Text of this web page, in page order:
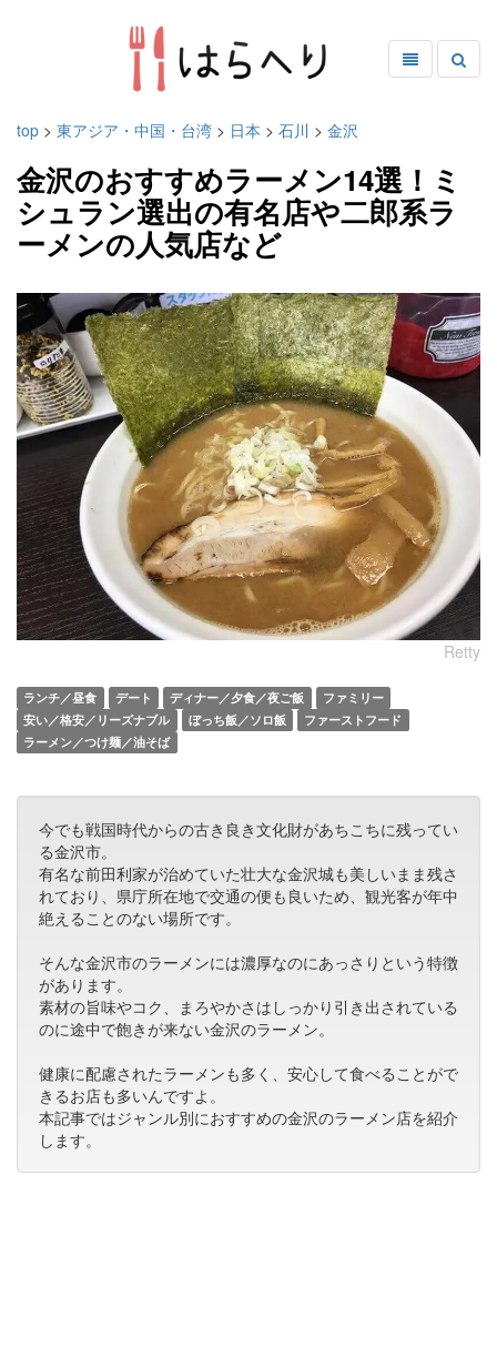
top > 東アジア・中国・台湾 > 日本 > 石川 > 金沢
金沢のおすすめラーメン14選！ミ
シュラン選出の有名店や二郎系ラ
ーメンの人気店など
Retty
ランチ／昼食 デート ディナー／夕食／夜ご飯
ファミリー
安い／格安／リーズナブル
ぼっち飯／ソロ飯
ファーストフード
ラーメン／つけ麺／油そば
今でも戦国時代からの古き良き文化財があちこちに残ってい
る金沢市。
有名な前田利家が治めていた壮大な金沢城も美しいまま残さ
れており、県庁所在地で交通の便も良いため、観光客が年中
絶えることのない場所です。
そんな金沢市のラーメンには濃厚なのにあっさりという特徴
があります。
素材の旨味やコク、まろやかさはしっかり引き出されている
のに途中で飽きが来ない金沢のラーメン。
健康に配慮されたラーメンも多く、安心して食べることがで
きるお店も多いんですよ。
本記事ではジャンル別におすすめの金沢のラーメン店を紹介
します。